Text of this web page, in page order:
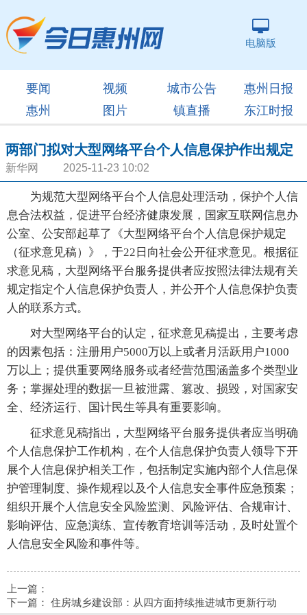
电脑版
要闻 视频 城市公告
惠州日报
惠州
图片 镇直播 东江时报
两部门拟对大型网络平台个人信息保护作出规定
新华网 2025-11-23 10:02
为规范大型网络平台个人信息处理活动，保护个人信
息合法权益，促进平台经济健康发展，国家互联网信息办
公室、公安部起草了《大型网络平台个人信息保护规定
（征求意见稿）》，于22日向社会公开征求意见。根据征
求意见稿，大型网络平台服务提供者应按照法律法规有关
规定指定个人信息保护负责人，并公开个人信息保护负责
人的联系方式。
对大型网络平台的认定，征求意见稿提出，主要考虑
的因素包括：注册用户5000万以上或者月活跃用户1000
万以上；提供重要网络服务或者经营范围涵盖多个类型业
务；掌握处理的数据一旦被泄露、篡改、损毁，对国家安
全、经济运行、国计民生等具有重要影响。
征求意见稿指出，大型网络平台服务提供者应当明确
个人信息保护工作机构，在个人信息保护负责人领导下开
展个人信息保护相关工作，包括制定实施内部个人信息保
护管理制度、操作规程以及个人信息安全事件应急预案；
组织开展个人信息安全风险监测、风险评估、合规审计、
影响评估、应急演练、宣传教育培训等活动，及时处置个
人信息安全风险和事件等。
上一篇：
下一篇： 住房城乡建设部：从四方面持续推进城市更新行动